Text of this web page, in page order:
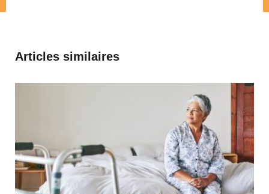
Articles similaires